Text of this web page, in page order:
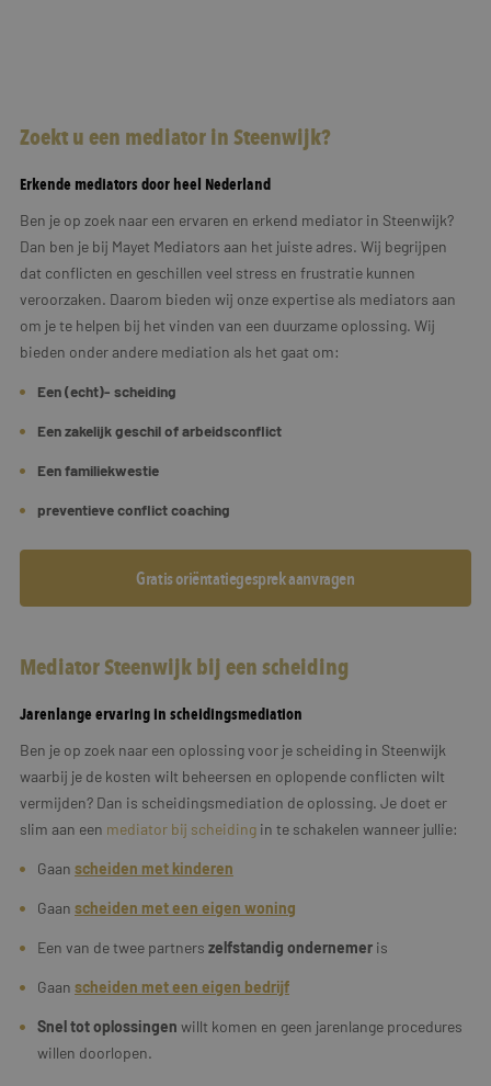
Zoekt u een mediator in Steenwijk?
Erkende mediators door heel Nederland
Ben je op zoek naar een ervaren en erkend mediator in Steenwijk?
Dan ben je bij Mayet Mediators aan het juiste adres. Wij begrijpen
dat conflicten en geschillen veel stress en frustratie kunnen
veroorzaken. Daarom bieden wij onze expertise als mediators aan
om je te helpen bij het vinden van een duurzame oplossing. Wij
bieden onder andere mediation als het gaat om:
Een (echt)- scheiding
Een zakelijk geschil of arbeidsconflict
Een familiekwestie
preventieve conflict coaching
Gratis oriëntatiegesprek aanvragen
Mediator Steenwijk bij een scheiding
Jarenlange ervaring in scheidingsmediation
Ben je op zoek naar een oplossing voor je scheiding in Steenwijk
waarbij je de kosten wilt beheersen en oplopende conflicten wilt
vermijden? Dan is scheidingsmediation de oplossing. Je doet er
slim aan een mediator bij scheiding in te schakelen wanneer jullie:
Gaan scheiden met kinderen
Gaan scheiden met een eigen woning
Een van de twee partners zelfstandig ondernemer is
Gaan scheiden met een eigen bedrijf
Snel tot oplossingen willt komen en geen jarenlange procedures
willen doorlopen.